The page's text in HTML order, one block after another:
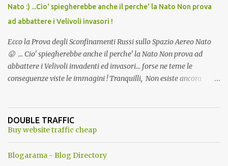
Nato :) ...Cio' spiegherebbe anche il perche' la Nato Non prova
ad abbattere i Velivoli invasori !
Ecco la Prova degli Sconfinamenti Russi sullo Spazio Aereo Nato
😛 ... Cio' spiegherebbe anche il perche' la Nato Non prova ad
abbattere i Velivoli invadenti ed invasori... forse ne teme le
conseguenze viste le immagini ! Tranquilli, Non esiste ancora
ancora una fantasia Nato o forse una "False Flag", per provocare
una guerra mondiale che difficilmente da menti sane, potrebbe
DOUBLE TRAFFIC
Buy website traffic cheap
Blogarama - Blog Directory